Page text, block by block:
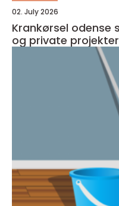
02. July 2026
Krankørsel odense sikre løft til byggepladser
og private projekter